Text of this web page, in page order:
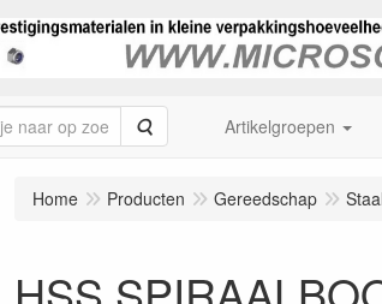
Zoeken Artikelgroepen
Home Producten Gereedschap